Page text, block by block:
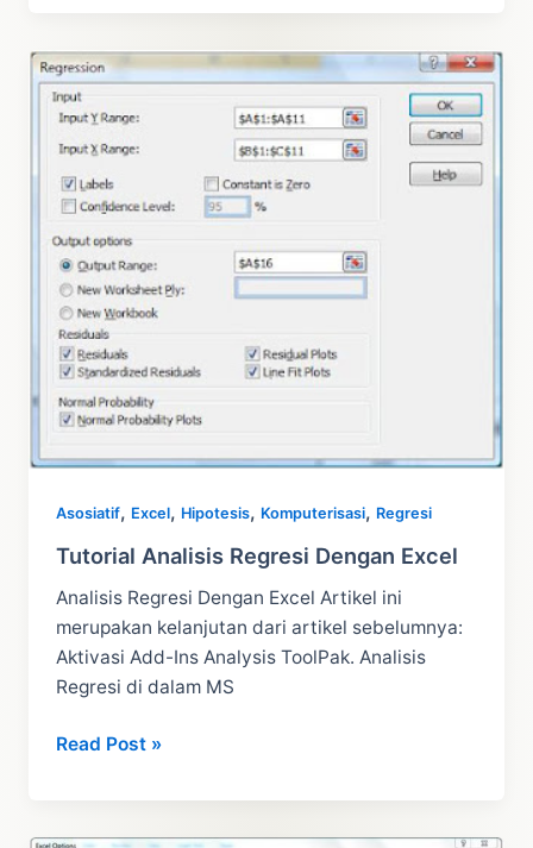
–
Dalam
Excel
Asosiatif, Excel, Hipotesis, Komputerisasi, Regresi
Tutorial Analisis Regresi Dengan Excel
Analisis Regresi Dengan Excel Artikel ini
merupakan kelanjutan dari artikel sebelumnya:
Aktivasi Add-Ins Analysis ToolPak. Analisis
Regresi di dalam MS
Tutorial
Read Post »